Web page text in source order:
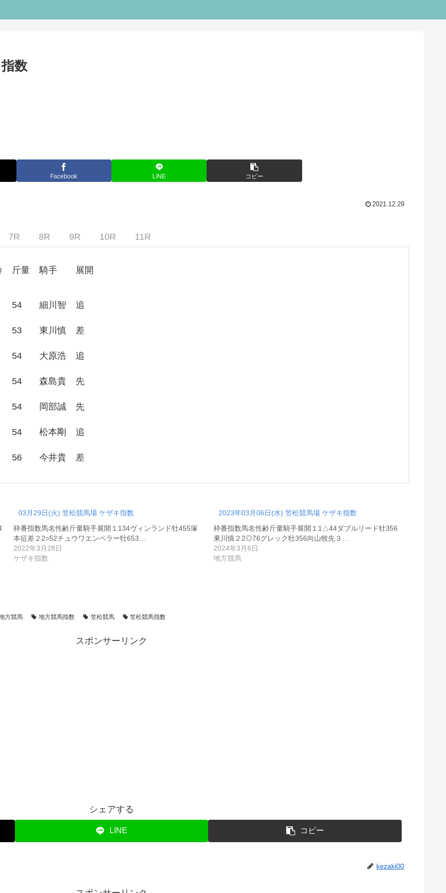
数
Facebook LINE コピー
2021.12.29
7R 8R 9R 10R 11R
斤量 騎手 展開
54 細川智 追
53 東川慎 差
54 大原浩 追
54 森島貴 先
54 岡部誠 先
54 松本剛 追
56 今井貴 差
03月29日(火) 笠松競馬場 ケザキ指数
枠番指数馬名性齢斤量騎手展開１134ヴィンランド牡455塚
本征差２2○52チュウワエンペラー牡653…
2022年3月28日
ケザキ指数
2023年03月06日(水) 笠松競馬場 ケザキ指数
枠番指数馬名性齢斤量騎手展開１1△44ダブルリード牡356
東川慎２2◎76グレック牡356向山牧先３…
2024年3月6日
地方競馬
方競馬 地方競馬指数 笠松競馬 笠松競馬指数
スポンサーリンク
シェアする
LINE コピー
kezaki00